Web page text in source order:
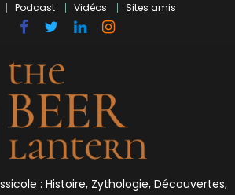
Podcast Vidéos Sites amis
: Histoire, Zythologie, Découvertes,